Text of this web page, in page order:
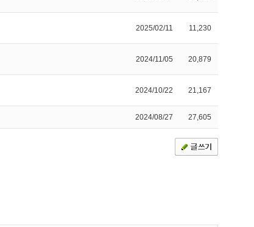
2025/02/11 11,230
2024/11/05 20,879
2024/10/22 21,167
2024/08/27 27,605